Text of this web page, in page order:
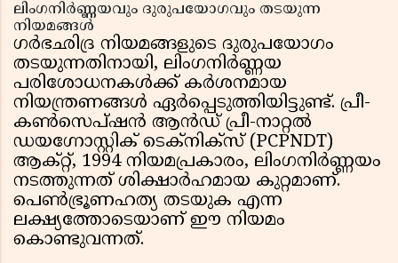
ലിംഗനിർണ്ണയവും ദുരുപയോഗവും തടയുന്ന
നിയമങ്ങൾ
ഗർഭഛിദ്ര നിയമങ്ങളുടെ ദുരുപയോഗം
തടയുന്നതിനായി, ലിംഗനിർണ്ണയ
പരിശോധനകൾക്ക് കർശനമായ
നിയന്ത്രണങ്ങൾ ഏർപ്പെടുത്തിയിട്ടുണ്ട്. പ്രീ-
കൺസെപ്ഷൻ ആൻഡ് പ്രീ-നാറ്റൽ
ഡയഗ്നോസ്റ്റിക് ടെക്നിക്സ് (PCPNDT)
ആക്റ്റ്, 1994 നിയമപ്രകാരം, ലിംഗനിർണ്ണയം
നടത്തുന്നത് ശിക്ഷാർഹമായ കുറ്റമാണ്.
പെൺഭ്രൂണഹത്യ തടയുക എന്ന
ലക്ഷ്യത്തോടെയാണ് ഈ നിയമം
കൊണ്ടുവന്നത്.